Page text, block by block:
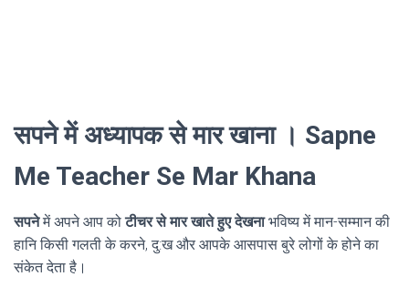
सपने में अध्यापक से मार खाना । Sapne
Me Teacher Se Mar Khana
सपनेमें अपने आप कोटीचर से मार खाते हुए देखनाभविष्य में मान-सम्मान की
हानि किसी गलती के करने, दु:ख और आपके आसपास बुरे लोगों के होने का
संकेत देता है।